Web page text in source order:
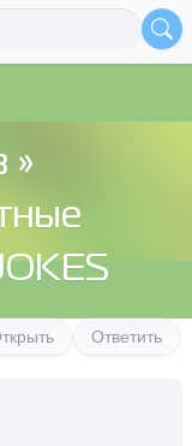
»
Ответить